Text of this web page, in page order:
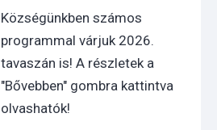
Községünkben számos
programmal várjuk 2026.
tavaszán is! A részletek a
"Bővebben" gombra kattintva
olvashatók!